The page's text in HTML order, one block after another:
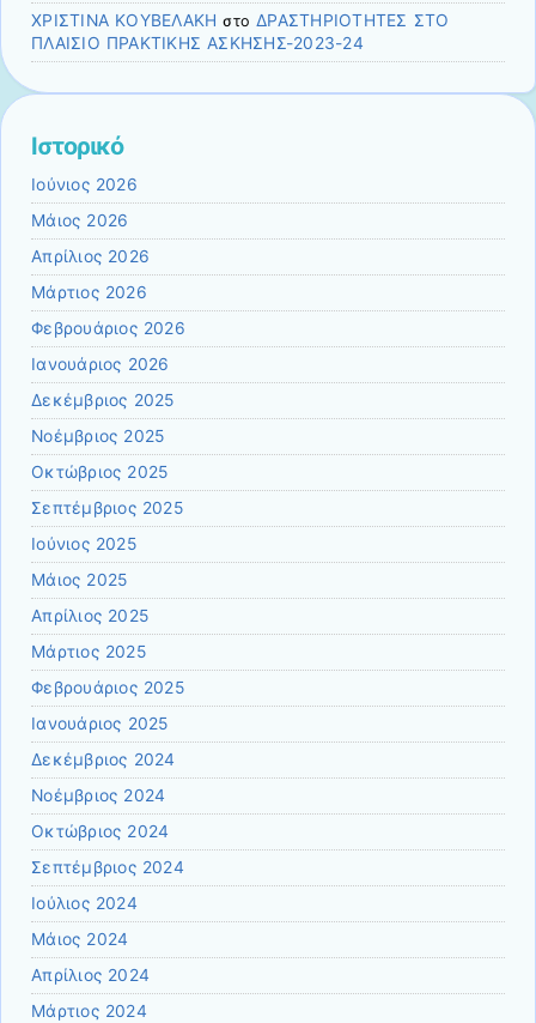
ΧΡΙΣΤΙΝΑ ΚΟΥΒΕΛΑΚΗ στο ΔΡΑΣΤΗΡΙΟΤΗΤΕΣ ΣΤΟ
ΠΛΑΙΣΙΟ ΠΡΑΚΤΙΚΗΣ ΑΣΚΗΣΗΣ-2023-24
Ιστορικό
Ιούνιος 2026
Μάιος 2026
Απρίλιος 2026
Μάρτιος 2026
Φεβρουάριος 2026
Ιανουάριος 2026
Δεκέμβριος 2025
Νοέμβριος 2025
Οκτώβριος 2025
Σεπτέμβριος 2025
Ιούνιος 2025
Μάιος 2025
Απρίλιος 2025
Μάρτιος 2025
Φεβρουάριος 2025
Ιανουάριος 2025
Δεκέμβριος 2024
Νοέμβριος 2024
Οκτώβριος 2024
Σεπτέμβριος 2024
Ιούλιος 2024
Μάιος 2024
Απρίλιος 2024
Μάρτιος 2024